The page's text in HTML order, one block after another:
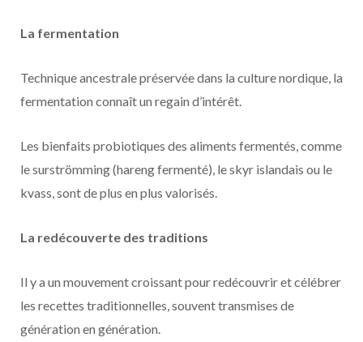
La fermentation
Technique ancestrale préservée dans la culture nordique, la
fermentation connaît un regain d’intérêt.
Les bienfaits probiotiques des aliments fermentés, comme
le surströmming (hareng fermenté), le skyr islandais ou le
kvass, sont de plus en plus valorisés.
La redécouverte des traditions
Il y a un mouvement croissant pour redécouvrir et célébrer
les recettes traditionnelles, souvent transmises de
génération en génération.